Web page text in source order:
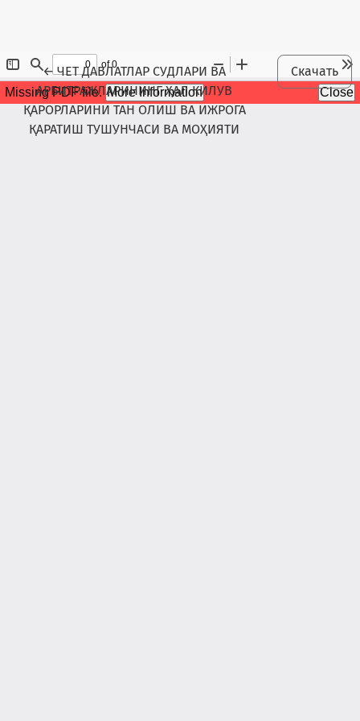
←Maqola tafsilotlariga qaytish
ЧЕТ ДАВЛАТЛАР СУДЛАРИ ВА
АРБИТРАЖЛАРИНИНГ ҲАЛ КИЛУВ
ҚАРОРЛАРИНИ ТАН ОЛИШ ВА ИЖРОГА
ҚАРАТИШ ТУШУНЧАСИ ВА МОҲИЯТИ
Скачать